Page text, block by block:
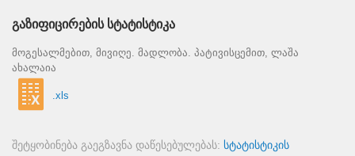
გაზიფიცირების სტატისტიკა
მოგესალმებით, მივიღე. მადლობა. პატივისცემით, ლაშა
ახალაია
.xls
შეტყობინება გაეგზავნა დაწესებულებას: სტატისტიკის